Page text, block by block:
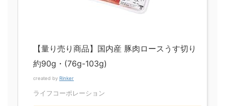
【量り売り商品】国内産 豚肉ロースうす切り
約90g・(76g-103g)
created by Rinker
ライフコーポレーション